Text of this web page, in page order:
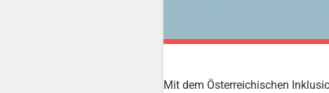
Mit dem Österreichischen